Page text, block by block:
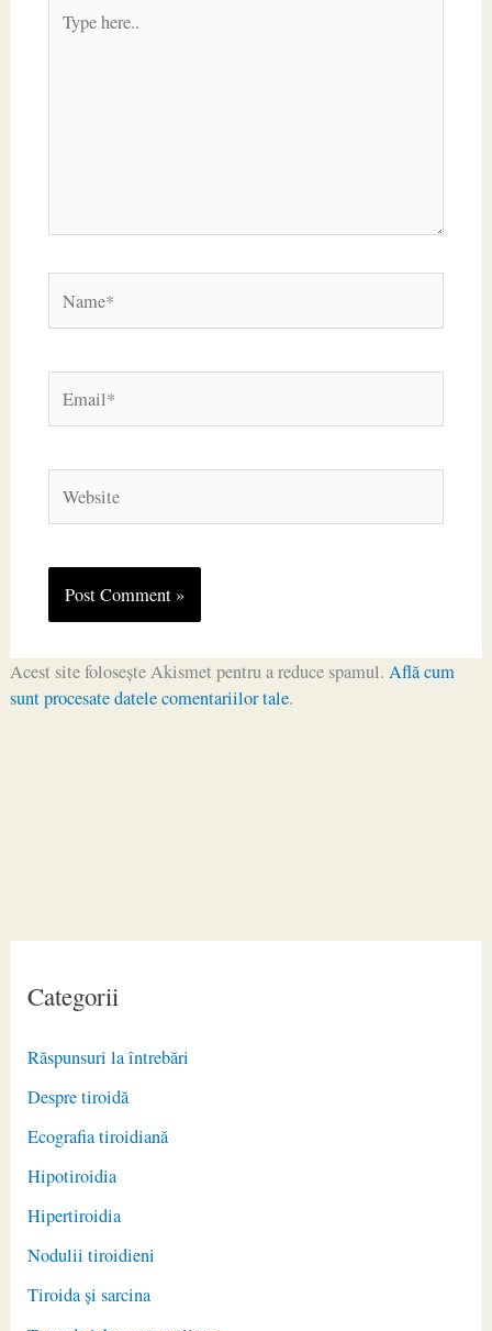
Categorii
Răspunsuri la întrebări
Despre tiroidă
Ecografia tiroidiană
Hipotiroidia
Hipertiroidia
Nodulii tiroidieni
Tiroida și sarcina
here..
Acest site folosește Akismet pentru a reduce spamul. Află cum
sunt procesate datele comentariilor tale.